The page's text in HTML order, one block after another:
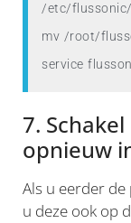
/etc/flussonic/
mv /root/
service
7.
opnieuw
Als u eerder
u deze ook op